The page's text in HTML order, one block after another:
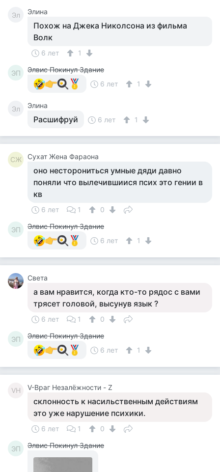
Эл Элина
Похож на Джека Николсона из фильма
Волк
6 лет 1
ЭП
Элвис Покинул Здание
6 лет
1
Эл Элина
Расшифруй 6 лет 1
СЖ Сухат Жена Фараона
оно несторониться умные дяди давно
поняли что вылечившиися псих это гении в
кв
6 лет 1 0
ЭП
Элвис Покинул Здание
6 лет
1
Света
а вам нравится, когда кто-то рядос с вами
трясет головой, высунув язык ?
6 лет 1 0
ЭП
Элвис Покинул Здание
6 лет
1
VН V-Враг Незалёжности - Z
склонность к насильственным действиям
это уже нарушение психики.
6 лет 1 0
ЭП Элвис Покинул Здание